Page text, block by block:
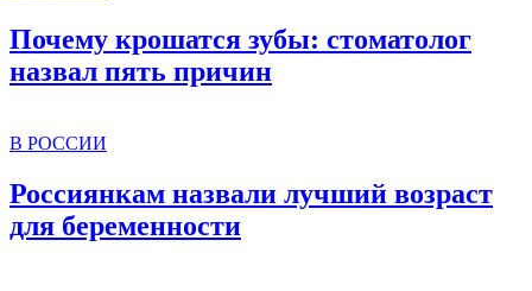
Почему крошатся зубы: стоматолог
назвал пять причин
В РОССИИ
Россиянкам назвали лучший возраст
для беременности